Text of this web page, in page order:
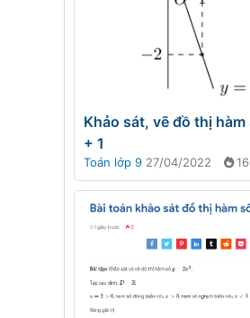
Khảo sát, vẽ đồ thị
+ 1
Toán lớp 9 27/04/2022